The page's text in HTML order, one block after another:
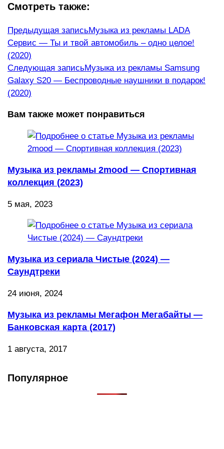
Смотреть также:
Еще
статьи
Предыдущая записьМузыка из рекламы LADA
Сервис — Ты и твой автомобиль – одно целое!
(2020)
Следующая записьМузыка из рекламы Samsung
Galaxy S20 — Беспроводные наушники в подарок!
(2020)
Вам также может понравиться
Музыка из рекламы 2mood — Спортивная
коллекция (2023)
5 мая, 2023
Музыка из сериала Чистые (2024) —
Саундтреки
24 июня, 2024
Музыка из рекламы Мегафон Мегабайты —
Банковская карта (2017)
1 августа, 2017
Популярное